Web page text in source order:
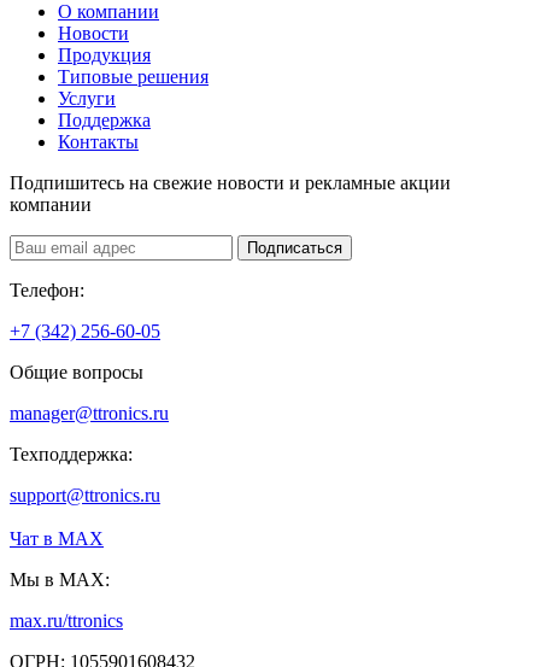
О компании
Новости
Продукция
Типовые решения
Услуги
Поддержка
Контакты
Подпишитесь на свежие новости и рекламные акции
компании
Подписаться
Телефон:
+7 (342) 256-60-05
Общие вопросы
manager@ttronics.ru
Техподдержка:
support@ttronics.ru
Чат в МАХ
Мы в MAX:
max.ru/ttronics
ОГРН: 1055901608432